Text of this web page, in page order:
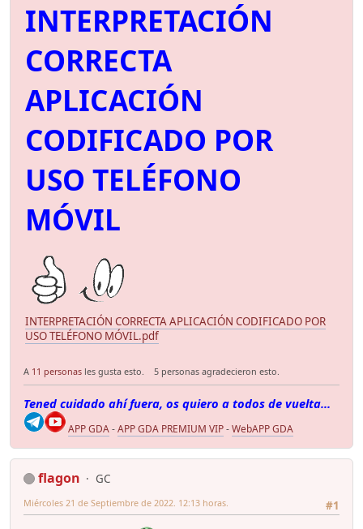
INTERPRETACIÓN
CORRECTA
APLICACIÓN
CODIFICADO POR
USO TELÉFONO
MÓVIL
INTERPRETACIÓN CORRECTA APLICACIÓN CODIFICADO POR
USO TELÉFONO MÓVIL.pdf
A 11 personas les gusta esto. 5 personas agradecieron esto.
Tened cuidado ahí fuera, os quiero a todos de vuelta...
APP GDA-APP GDA PREMIUM VIP-WebAPP GDA
flagon
GC
#1
Miércoles 21 de Septiembre de 2022. 12:13 horas.